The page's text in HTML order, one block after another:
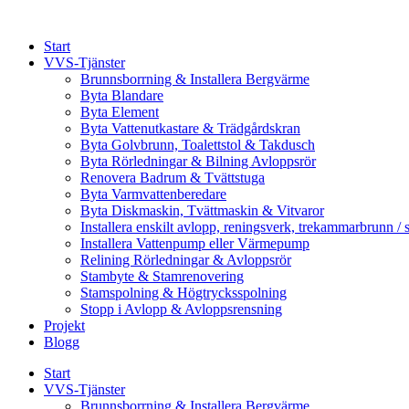
contentStart
VVS-Tjänster
Brunnsborrning & Installera Bergvärme
Byta Blandare
Byta Element
Byta Vattenutkastare & Trädgårdskran
Byta Golvbrunn, Toalettstol & Takdusch
Byta Rörledningar & Bilning Avloppsrör
Renovera Badrum & Tvättstuga
Byta Varmvattenberedare
Byta Diskmaskin, Tvättmaskin & Vitvaror
Installera enskilt avlopp, reningsverk, trekammarbrunn /
Installera Vattenpump eller Värmepump
Relining Rörledningar & Avloppsrör
Stambyte & Stamrenovering
Stamspolning & Högtrycksspolning
Stopp i Avlopp & Avloppsrensning
Projekt
Blogg
Start
VVS-Tjänster
Brunnsborrning & Installera Bergvärme